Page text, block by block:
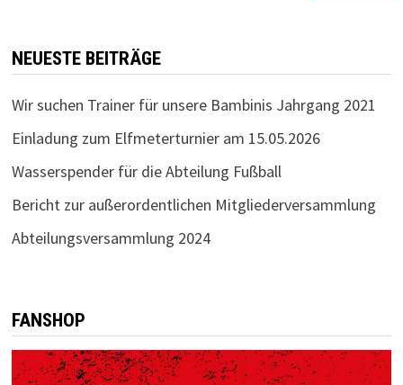
NEUESTE BEITRÄGE
Wir suchen Trainer für unsere Bambinis Jahrgang 2021
Einladung zum Elfmeterturnier am 15.05.2026
Wasserspender für die Abteilung Fußball
Bericht zur außerordentlichen Mitgliederversammlung
Abteilungsversammlung 2024
FANSHOP